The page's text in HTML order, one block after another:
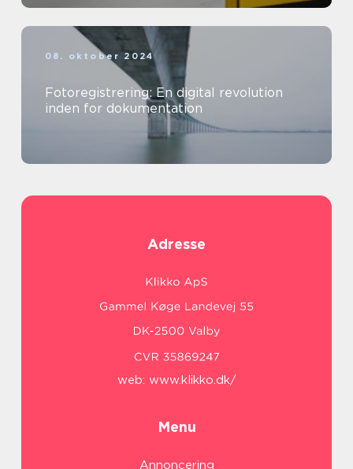
08. oktober 2024
Fotoregistrering: En digital revolution
inden for dokumentation
Adresse
web: www.klikko.dk/
Menu
Annoncering